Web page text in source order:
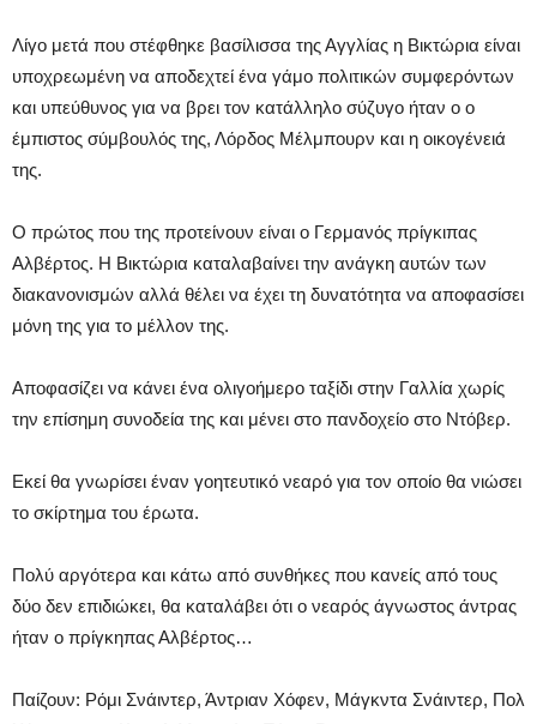
Λίγο μετά που στέφθηκε βασίλισσα της Αγγλίας η Βικτώρια είναι
υποχρεωμένη να αποδεχτεί ένα γάμο πολιτικών συμφερόντων
και υπεύθυνος για να βρει τον κατάλληλο σύζυγο ήταν ο ο
έμπιστος σύμβουλός της, Λόρδος Μέλμπουρν και η οικογένειά
της.
Ο πρώτος που της προτείνουν είναι ο Γερμανός πρίγκιπας
Αλβέρτος. Η Βικτώρια καταλαβαίνει την ανάγκη αυτών των
διακανονισμών αλλά θέλει να έχει τη δυνατότητα να αποφασίσει
μόνη της για το μέλλον της.
Αποφασίζει να κάνει ένα ολιγοήμερο ταξίδι στην Γαλλία χωρίς
την επίσημη συνοδεία της και μένει στο πανδοχείο στο Ντόβερ.
Εκεί θα γνωρίσει έναν γοητευτικό νεαρό για τον οποίο θα νιώσει
το σκίρτημα του έρωτα.
Πολύ αργότερα και κάτω από συνθήκες που κανείς από τους
δύο δεν επιδιώκει, θα καταλάβει ότι ο νεαρός άγνωστος άντρας
ήταν ο πρίγκηπας Αλβέρτος…
Παίζουν: Ρόμι Σνάιντερ, Άντριαν Χόφεν, Μάγκντα Σνάιντερ, Πολ